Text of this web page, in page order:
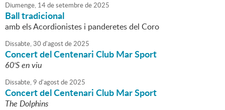
Diumenge, 14desetembrede2025
Ball tradicional
amb els Acordionistes i panderetes del Coro
Dissabte,30 d'agostde2025
Concert del Centenari Club Mar Sport
60'S en viu
Dissabte,9 d'agostde2025
Concert del Centenari Club Mar Sport
The Dolphins